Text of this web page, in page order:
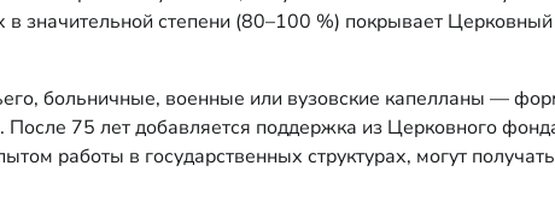
значительной степени (80–100 %) покрывает
больничные, военные или вузовские капелланы —
75 лет добавляется поддержка из Церковного
работы в государственных структурах, могут